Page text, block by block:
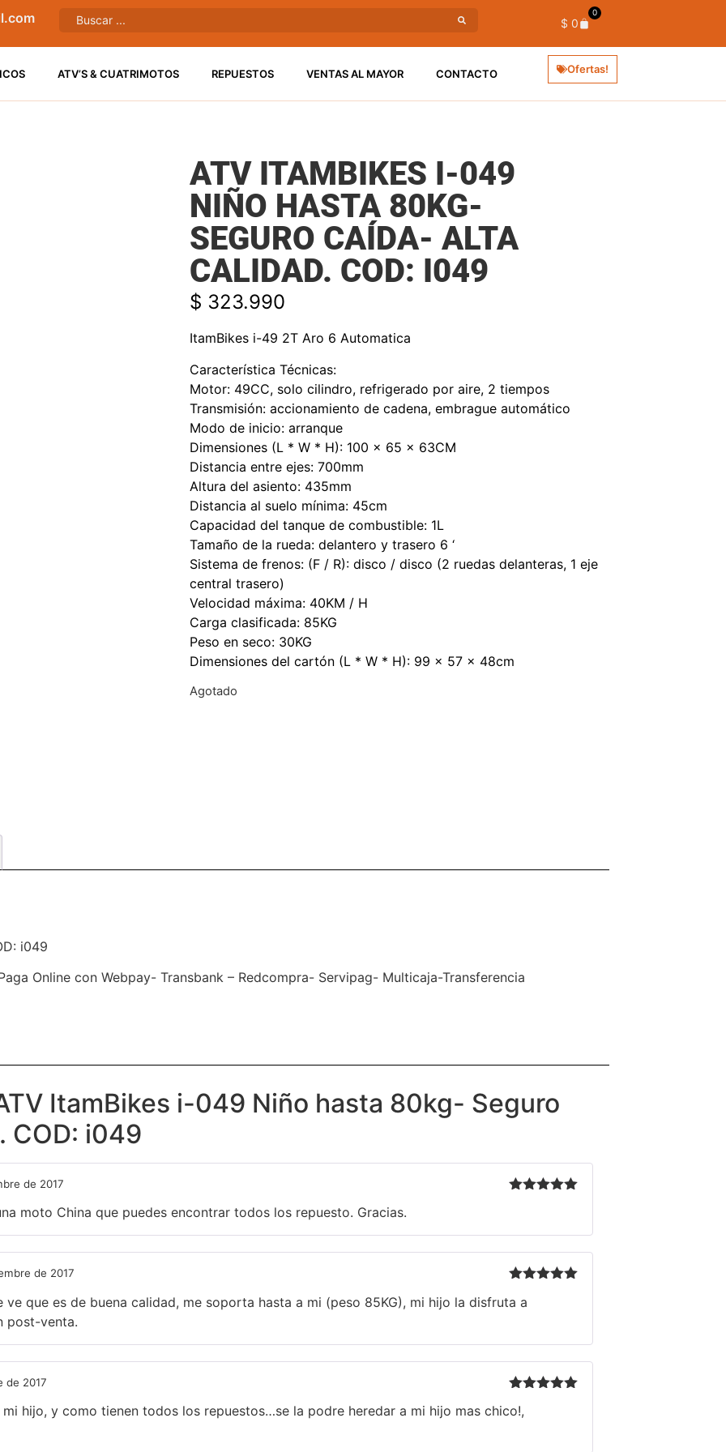
$ 0
0
ATV’S & CUATRIMOTOS REPUESTOS VENTAS AL MAYOR CONTACTO Ofertas!
ATV ITAMBIKES I-049
NIÑO HASTA 80KG-
SEGURO CAÍDA- ALTA
CALIDAD. COD: I049
$ 323.990
ItamBikes i-49 2T Aro 6 Automatica
Característica Técnicas:
Motor: 49CC, solo cilindro, refrigerado por aire, 2 tiempos
Transmisión: accionamiento de cadena, embrague automático
Modo de inicio: arranque
Dimensiones (L * W * H): 100 × 65 × 63CM
Distancia entre ejes: 700mm
Altura del asiento: 435mm
Distancia al suelo mínima: 45cm
Capacidad del tanque de combustible: 1L
Tamaño de la rueda: delantero y trasero 6 ‘
Sistema de frenos: (F / R): disco / disco (2 ruedas delanteras, 1 eje
central trasero)
Velocidad máxima: 40KM / H
Carga clasificada: 85KG
Peso en seco: 30KG
Dimensiones del cartón (L * W * H): 99 × 57 × 48cm
Agotado
i049
Online con Webpay- Transbank – Redcompra- Servipag- Multicaja-Transferencia
ItamBikes i-049 Niño hasta 80kg- Seguro
COD: i049
de 2017
moto China que puedes encontrar todos los repuesto. Gracias.
5 de 5
de 2017
ve que es de buena calidad, me soporta hasta a mi (peso 85KG), mi hijo la disfruta a
post-venta.
5de 5
de 2017
hijo, y como tienen todos los repuestos…se la podre heredar a mi hijo mas chico!,